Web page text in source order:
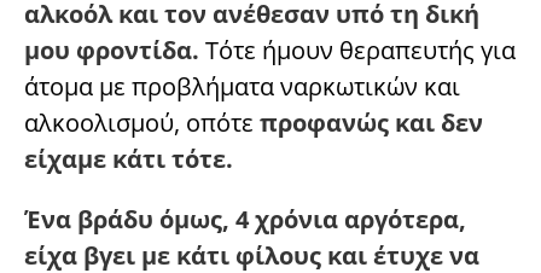
αλκοόλ και τον ανέθεσαν υπό τη δική
μου φροντίδα. Τότε ήμουν θεραπευτής για
άτομα με προβλήματα ναρκωτικών και
αλκοολισμού, οπότε προφανώς και δεν
είχαμε κάτι τότε.
Ένα βράδυ όμως, 4 χρόνια αργότερα,
είχα βγει με κάτι φίλους και έτυχε να